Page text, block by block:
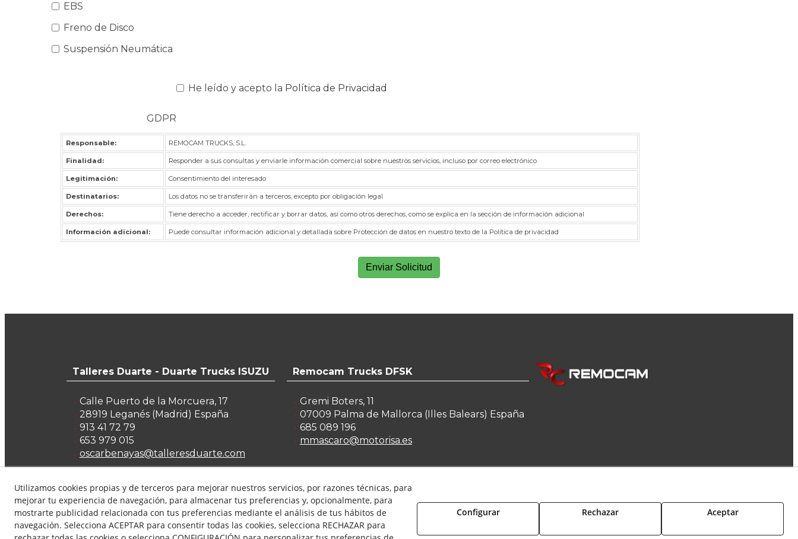
EBS
Freno de Disco
Suspensión Neumática
He leído y acepto la Política de Privacidad
GDPR
Responsable: REMOCAM TRUCKS, S.L.
Finalidad: Responder a sus consultas y enviarle información comercial sobre nuestros servicios, incluso por correo electrónico
Legitimación: Consentimiento del interesado
Destinatarios: Los datos no se transferirán a terceros, excepto por obligación legal
Derechos: Tiene derecho a acceder, rectificar y borrar datos, así como otros derechos, como se explica en la sección de información adicional
Información adicional: Puede consultar información adicional y detallada sobre Protección de datos en nuestro texto de la Política de privacidad
Enviar Solicitud
Talleres Duarte - Duarte Trucks ISUZU
Calle Puerto de la Morcuera, 17
28919 Leganés(Madrid ) España
913 41 72 79
653 979 015
oscarbenayas@talleresduarte.com
Remocam Trucks DFSK
Gremi Boters, 11
07009 Palma de Mallorca (Illes Balears) España
685 089 196
mmascaro@motorisa.es
© 08/2026 Remocam Trucks - Todos los derechos reservados.
Política de Privacidad
Política de Cookies
Utilizamos cookies propias y de terceros para mejorar nuestros servicios, por razones técnicas, para
mejorar tu experiencia de navegación, para almacenar tus preferencias y, opcionalmente, para
mostrarte publicidad relacionada con tus preferencias mediante el análisis de tus hábitos de
navegación. Selecciona ACEPTAR para consentir todas las cookies, selecciona RECHAZAR para
Configurar Rechazar Aceptar